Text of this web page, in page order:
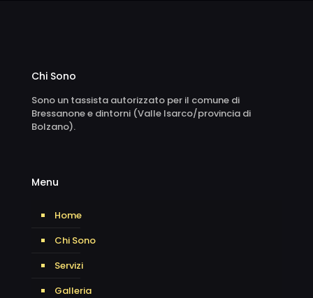
Chi Sono
Sono un tassista autorizzato per il comune di
Bressanone e dintorni (Valle Isarco/provincia di
Bolzano).
Menu
Home
Chi Sono
Servizi
Galleria